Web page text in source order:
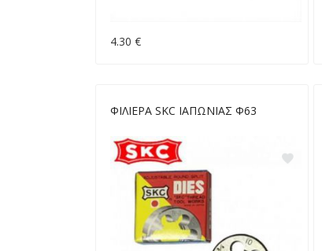
4.30 €
ΦΙΛΙΕΡΑ SKC ΙΑΠΩΝΙΑΣ Φ63